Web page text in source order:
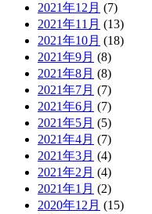
2021年12月 (7)
2021年11月 (13)
2021年10月 (18)
2021年9月 (8)
2021年8月 (8)
2021年7月 (7)
2021年6月 (7)
2021年5月 (5)
2021年4月 (7)
2021年3月 (4)
2021年2月 (4)
2021年1月 (2)
2020年12月 (15)